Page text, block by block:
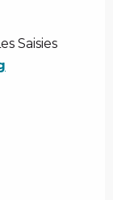
Saisies